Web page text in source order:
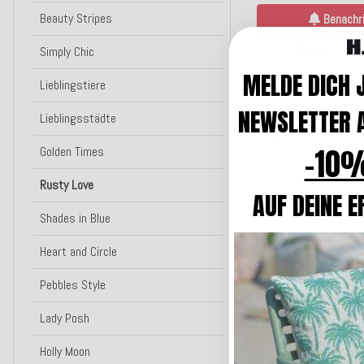
Bald
ab
Zum
Lieferzeit:
Bald wieder da
Beauty Stripes
Simply Chic
Lieblingstiere
Lieblingsstädte
Golden Times
Rusty Love
Shades in Blue
Heart and Circle
Pebbles Style
Lady Posh
Holly Moon
MELDE DICH
NEWSLETTER
-
AUF DEINE